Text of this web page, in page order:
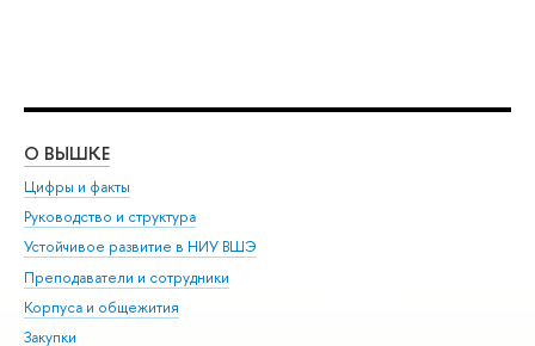
О ВЫШКЕ
Цифры и факты
Руководство и структура
Устойчивое развитие в НИУ ВШЭ
Преподаватели и сотрудники
Корпуса и общежития
Закупки